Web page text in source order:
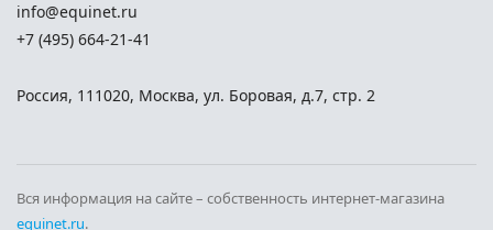
info@equinet.ru
+7 (495) 664-21-41
Россия, 111020, Москва, ул. Боровая, д.7, стр. 2
Вся информация на сайте – собственность интернет-магазина
equinet.ru.